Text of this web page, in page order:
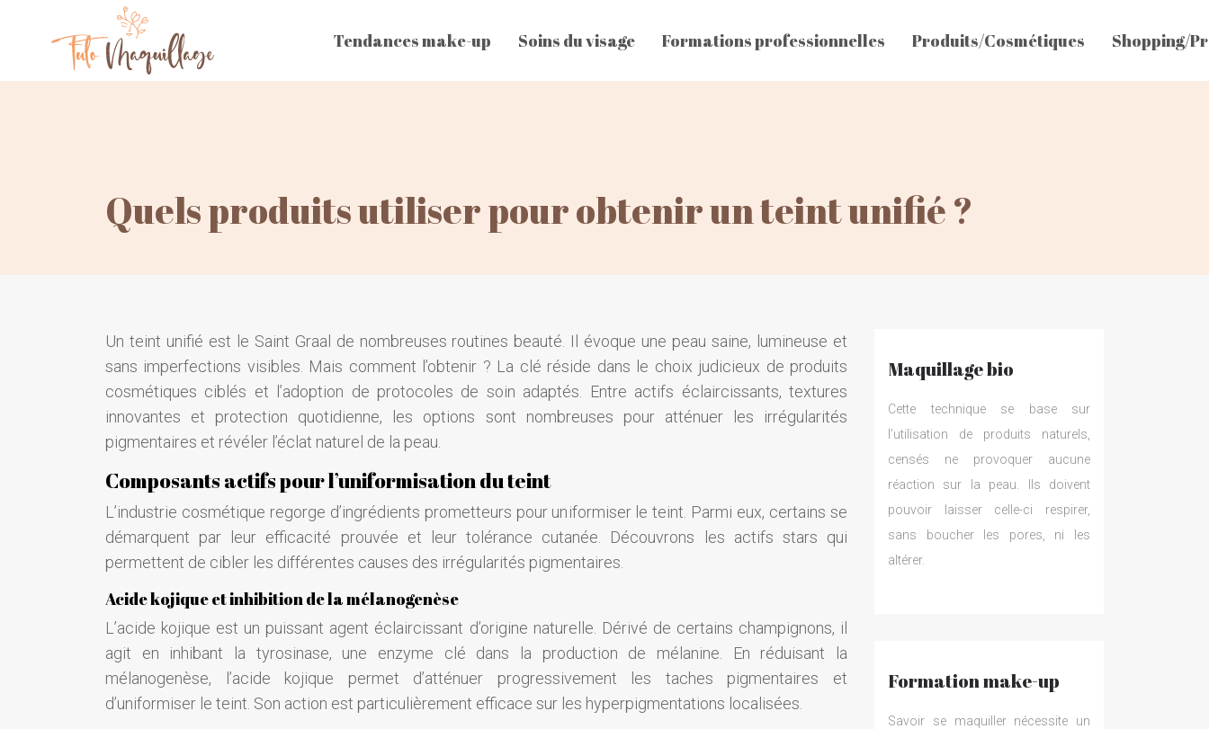
Tendances make-up Soins du visage Formations professionnelles Produits/Cosmétiques Shopping/
Quels produits utiliser pour obtenir un teint unifié ?
Un teint unifié est le Saint Graal de nombreuses routines beauté. Il évoque une peau saine, lumineuse et
sans imperfections visibles. Mais comment l’obtenir ? La clé réside dans le choix judicieux de produits
cosmétiques ciblés et l’adoption de protocoles de soin adaptés. Entre actifs éclaircissants, textures
innovantes et protection quotidienne, les options sont nombreuses pour atténuer les irrégularités
pigmentaires et révéler l’éclat naturel de la peau.
Composants actifs pour l’uniformisation du teint
L’industrie cosmétique regorge d’ingrédients prometteurs pour uniformiser le teint. Parmi eux, certains se
démarquent par leur efficacité prouvée et leur tolérance cutanée. Découvrons les actifs stars qui
permettent de cibler les différentes causes des irrégularités pigmentaires.
Acide kojique et inhibition de la mélanogenèse
L’acide kojique est un puissant agent éclaircissant d’origine naturelle. Dérivé de certains champignons, il
agit en inhibant la tyrosinase, une enzyme clé dans la production de mélanine. En réduisant la
mélanogenèse, l’acide kojique permet d’atténuer progressivement les taches pigmentaires et
d’uniformiser le teint. Son action est particulièrement efficace sur les hyperpigmentations localisées.
Maquillage bio
Cette technique se base sur
l’utilisation de produits naturels,
censés ne provoquer aucune
réaction sur la peau. Ils doivent
pouvoir laisser celle-ci respirer,
sans boucher les pores, ni les
altérer.
Formation make-up
Savoir se maquiller nécessite un